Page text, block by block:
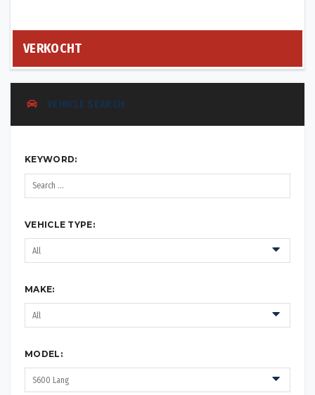
VERKOCHT
VEHICLE SEARCH
KEYWORD:
VEHICLE TYPE:
MAKE:
MODEL: